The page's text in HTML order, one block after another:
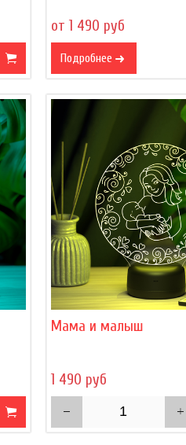
от 1 490 руб
Подробнее
Мама и малыш
1 490 руб